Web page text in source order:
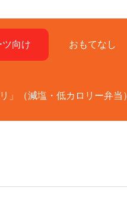
向け おもてなし
」（減塩・低カロリー弁当）